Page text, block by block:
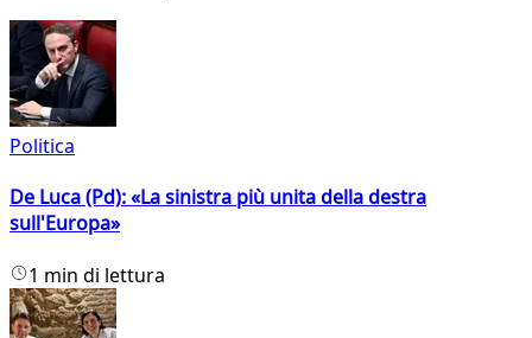
Politica
De Luca (Pd): «La sinistra più unita della destra
sull'Europa»
1 min di lettura